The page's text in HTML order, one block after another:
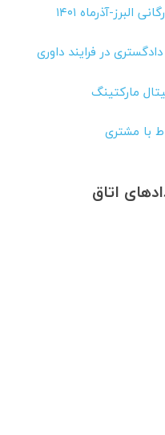
آذرماه ۱۴۰۱
در فرایند داوری
مارکتینگ
با مشتری
اتاق